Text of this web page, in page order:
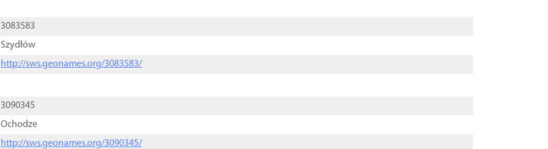
3083583
Szydłów
http://sws.geonames.org/3083583/
3090345
Ochodze
http://sws.geonames.org/3090345/